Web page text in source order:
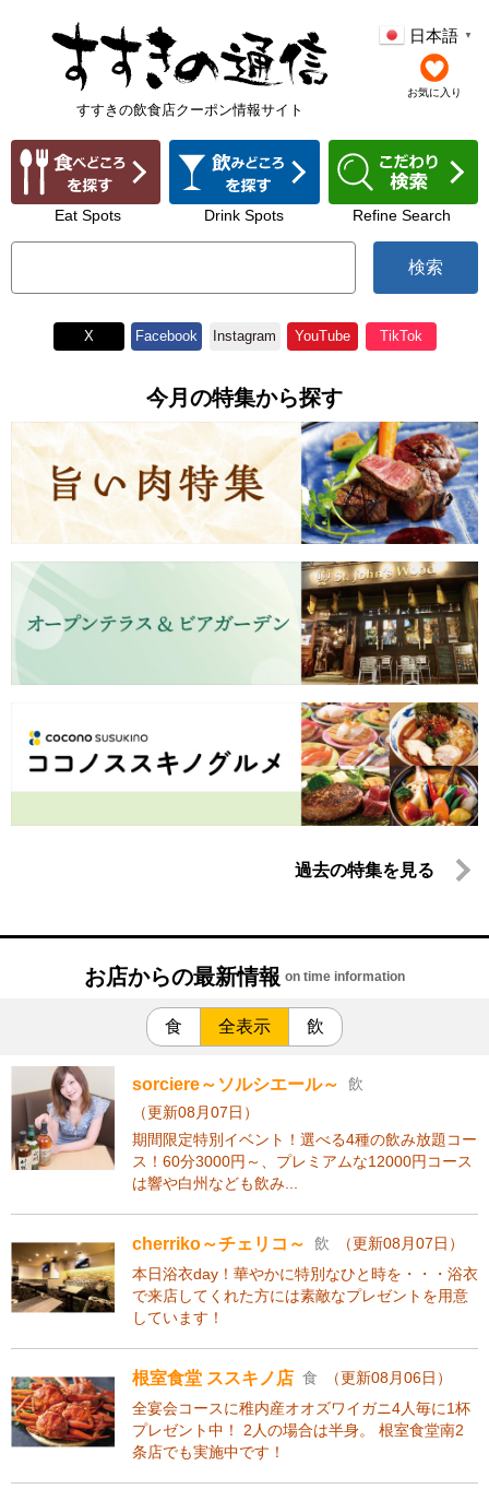
すすきの飲食店クーポン情報サイト
日本語 ▼
お気に入り
Eat Spots Drink Spots Refine Search
検索
X Facebook Instagram YouTube TikTok
今月の特集から探す
過去の特集を見る
お店からの最新情報 on time information
食 全表示 飲
sorciere～ソルシエール～
飲
（更新08月07日）
期間限定特別イベント！選べる4種の飲み放題コー
ス！60分3000円～、プレミアムな12000円コース
は響や白州なども飲み...
cherriko～チェリコ～ 飲
（更新08月07日）
本日浴衣day！華やかに特別なひと時を・・・浴衣
で来店してくれた方には素敵なプレゼントを用意
しています！
根室食堂 ススキノ店 食
（更新08月06日）
全宴会コースに稚内産オオズワイガニ4人毎に1杯
プレゼント中！ 2人の場合は半身。 根室食堂南2
条店でも実施中です！